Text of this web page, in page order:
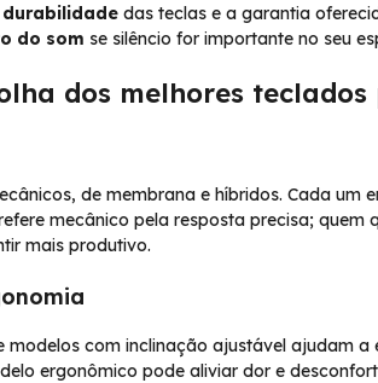
durabilidade das teclas e a garantia
do som se silêncio for importante no seu
dos melhores
de membrana e híbridos. Cada um
mecânico pela resposta precisa; quem
mais produtivo.
modelos com inclinação ajustável ajudam
ergonômico pode aliviar dor e